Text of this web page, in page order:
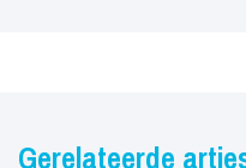
Gerelateerde